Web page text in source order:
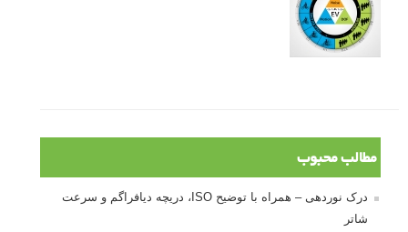
مطالب محبوب
درک نوردهی – همراه با توضیح ISO، دریچه دیافراگم و سرعت
شاتر